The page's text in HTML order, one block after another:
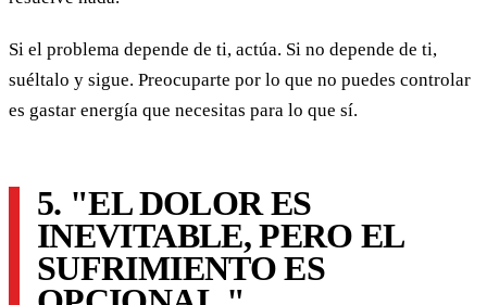
Si el problema depende de ti, actúa. Si no depende de ti,
suéltalo y sigue. Preocuparte por lo que no puedes controlar
es gastar energía que necesitas para lo que sí.
5. "EL DOLOR ES
INEVITABLE, PERO EL
SUFRIMIENTO ES